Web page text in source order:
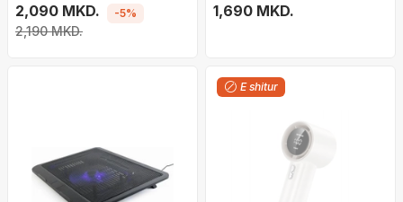
bateri jetëgjatë, i bardhë
2,090 MKD.
2,190 MKD.
-5%
me bateri, i bardhë
1,690 MKD.
E shitur